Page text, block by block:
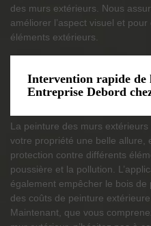
des murs extérieurs. Nous
améliorer l’aspect visuel et
éléments extérieurs.
Intervention rapide de
Entreprise Debord
La peinture des murs
votre propriété une belle allure,
protection contre différents
poussière et la pollution.
également empêcher le bois
des coûts de peinture
Maintenant, que vous